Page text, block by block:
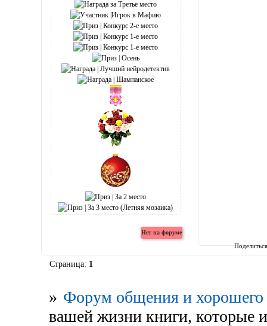
Страница: 1
» Форум общения и хорошего
вашей жизни книги, которые